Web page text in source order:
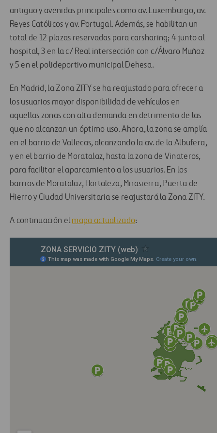
antiguo y avenidas principales como av. Luxemburgo, av.
Reyes Católicos y av. Portugal. Además, se habilitan un
total de 12 plazas reservadas para carsharing; 4 junto al
hospital, 3 en la c/ Real intersección con c/Álvaro Muñoz
y 5 en el polideportivo municipal Dehesa.
En Madrid, la Zona ZITY se ha reajustado para ofrecer a
los usuarios mayor disponibilidad de vehículos en
aquellas zonas con alta demanda en detrimento de las
que no alcanzan un óptimo uso. Ahora, la zona se amplía
en el barrio de Vallecas, alcanzando la av. de la Albufera,
y en el barrio de Moratalaz, hasta la zona de Vinateros,
para facilitar el aparcamiento a los usuarios. En los
barrios de Moratalaz, Hortaleza, Mirasierra, Puerta de
Hierro y Ciudad Universitaria se reajustará la Zona ZITY.
A continuación elmapa actualizado: